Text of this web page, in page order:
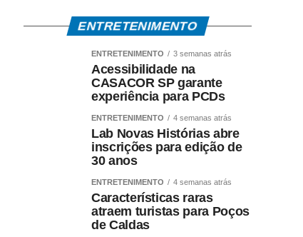
ENTRETENIMENTO
ENTRETENIMENTO 3 semanas atrás
Acessibilidade na
CASACOR SP garante
experiência para PCDs
ENTRETENIMENTO 4 semanas atrás
Lab Novas Histórias abre
inscrições para edição de
30 anos
ENTRETENIMENTO 4 semanas atrás
Características raras
atraem turistas para Poços
de Caldas